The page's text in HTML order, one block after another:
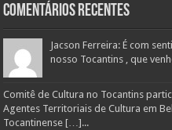
Comentários Recentes
Jacson Ferreira: É com
nosso Tocantins , que
Comitê de Cultura no Tocantins
Agentes Territoriais de Cultura em
Tocantinense […]...